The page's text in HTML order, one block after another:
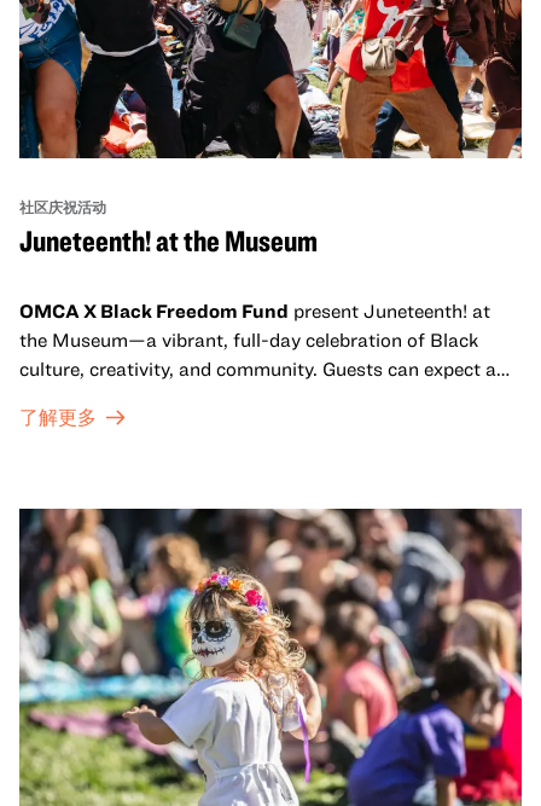
社区庆祝活动
Juneteenth! at the Museum
OMCA X Black Freedom Fund present Juneteenth! at
the Museum—a vibrant, full-day celebration of Black
culture, creativity, and community. Guests can expect a
sets from boundary-pushing artists, delicious offerings
move, make, and connect in celebration of Black culture.
了解更多